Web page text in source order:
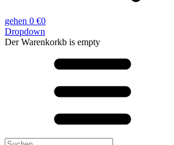
gehen 0 €0
Dropdown
Der Warenkorkb is empty